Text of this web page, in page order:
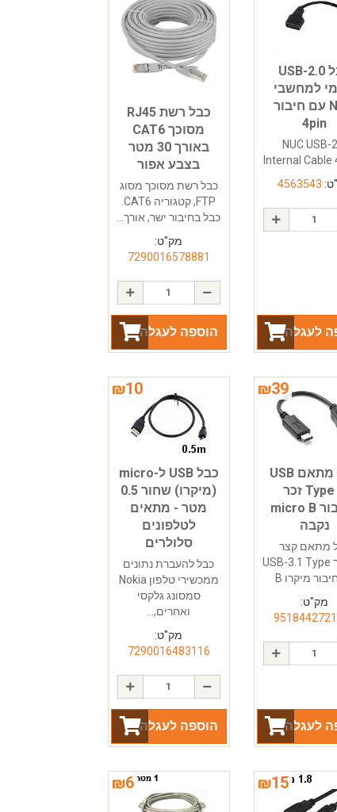
כבל USB-2.0
למחשבי
NUC עם חיבור
4pin
NUC USB-
Internal Cable
4563543
לעגלה
כבל רשת RJ45
מסוכך CAT6
באורך 30 מטר
בצבע אפור
כבל רשת מסוכך מסוג
FTP, קטגוריה CAT6.
כבל בחיבור ישר, אורך...
מק"ט:
7290016578881
הוספה לעגלה
₪39
כבל מתאם USB
Type C זכר
לחיבור micro B
נקבה
מתאם קצר
מחיבור USB-3.1 Type
מק"ט:
לעגלה
₪10
כבל USB ל-micro
(מיקרו) שחור 0.5
מטר - מתאים
לטלפונים
סלולרים
כבל להעברת נתונים
ממכשירי טלפון Nokia
סמסונג גלקסי
ואחרים,...
מק"ט:
7290016483116
הוספה לעגלה
₪15
₪6